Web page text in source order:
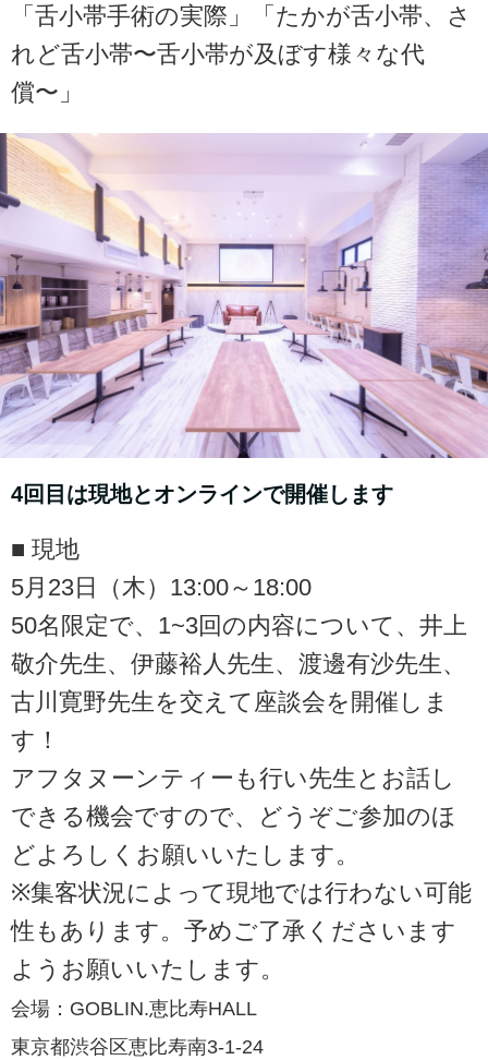
「舌小帯手術の実際」「たかが舌小帯、さ
れど舌小帯〜舌小帯が及ぼす様々な代
償〜」
4回目は現地とオンラインで開催します
■ 現地
5月23日（木）13:00～18:00
50名限定で、1~3回の内容について、井上
敬介先生、伊藤裕人先生、渡邊有沙先生、
古川寛野先生を交えて座談会を開催しま
す！
アフタヌーンティーも行い先生とお話し
できる機会ですので、どうぞご参加のほ
どよろしくお願いいたします。
※集客状況によって現地では行わない可能
性もあります。予めご了承くださいます
ようお願いいたします。
会場：GOBLIN.恵比寿HALL
東京都渋谷区恵比寿南3-1-24